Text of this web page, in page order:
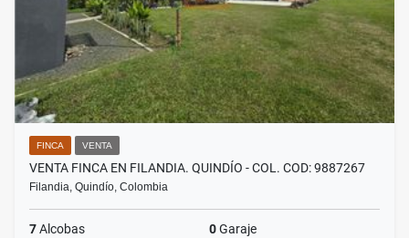
FINCA VENTA
VENTA FINCA EN FILANDIA. QUINDÍO - COL. COD: 9887267
Filandia, Quindío, Colombia
7Alcobas 0Garaje